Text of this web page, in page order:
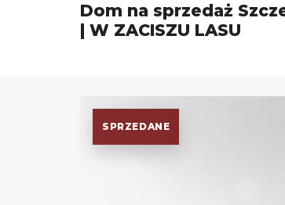
Dom na sprzedaż
| W ZACISZU LASU
SPRZEDANE